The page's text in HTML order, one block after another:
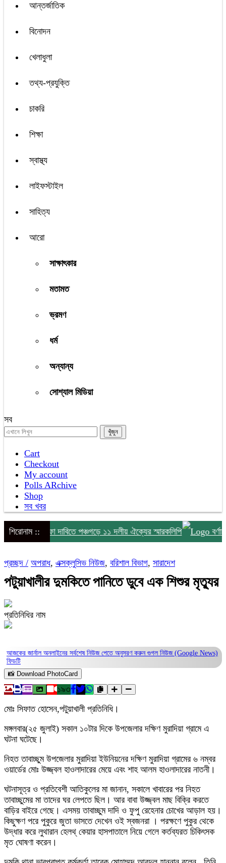
আন্তর্জাতিক
বিনোদন
খেলাধুলা
তথ্য-প্রযুক্তি
চাকরি
শিক্ষা
স্বাস্থ্য
লাইফস্টাইল
সাহিত্য
আরো
সাক্ষাৎকার
মতামত
ভ্রমণ
ধর্ম
অন্যান্য
সোশ্যাল মিডিয়া
সব
Cart
Checkout
My account
Polls ARchive
Shop
সব খবর
শিরোনাম ::
১০ দফা দাবিতে পঞ্চগড়ে ১১ দলীয় ঐক্যের স্মারকলিপি বর্ণাঢ্য
প্রচ্ছদ / অপরাধ, এক্সক্লুসিভ নিউজ, বরিশাল বিভাগ, সারাদেশ
পটুয়াখালীর দুমকিতে পানিতে ডুবে এক শিশুর মৃত্যুর
প্রতিনিধির নাম
আজকের জার্নাল অনলাইনের সর্বশেষ নিউজ পেতে অনুসরণ করুন গুগল নিউজ (Google News)
ফিডটি
📸 Download PhotoCard
১৯৩
মোঃ সিফাত হোসেন,পটুয়াখালী প্রতিনিধি।
মঙ্গলবার(২৫ জুলাই) সকাল ১০টার দিকে উপজেলার দক্ষিণ মুরাদিয়া গ্রামে এ
ঘটনা ঘটেছে।
নিহত তাবাচ্ছুম উপজেলার মুরাদিয়া ইউনিয়নের দক্ষিণ মুরাদিয়া গ্রামের ৬ নম্বর
ওয়ার্ডের মোঃ উজ্জ্বল হাওলাদারের মেয়ে এবং শাহ আলম হাওলাদারের নাতনী।
ঘটনাসূত্র ও প্রতিবেশী আতিকুলের মা জানান, সকালে খাবারের পর নিহত
তাবাচ্ছুমের মা তাদের ঘর লেপতে ছিল। আর বাবা উজ্জ্বল মাছ বিক্রি করতে
বাড়ির বাইরে গেছে। এসময় তাবাচ্ছুম দাদি ও ফুপু রেহেনার চোখের আড়াল হয়।
কিছুক্ষণ পরে পুকুরে জুতা ভাসতে দেখেন ওই স্বজনরা । পরক্ষণে পুকুর থেকে
উদ্ধার করে লুথারান হেলথ্ কেয়ার হাসপাতালে নিয়ে গেলে কর্তব্যরত চিকিৎসক
মৃত ঘোষণা করেন।